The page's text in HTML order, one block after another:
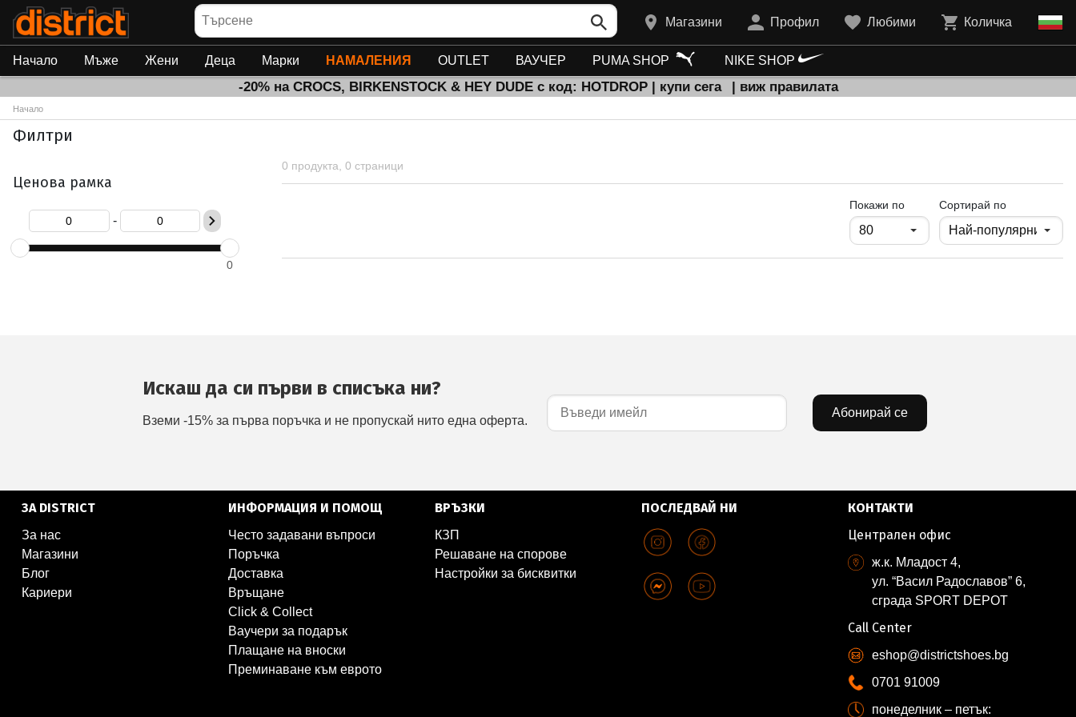
Търсене
Магазини Профил Любими Количка
Начало Мъже Жени Деца Марки НАМАЛЕНИЯ OUTLET ВАУЧЕР PUMA SHOP NIKE SHOP
-20% на CROCS, BIRKENSTOCK & HEY DUDE с код: HOTDROP | купи сега | виж правилата
Начало
Филтри
Ценова рамка
-
0
0 продукта, 0 страници
Покажи попродукти на страница
Сортирай по
Искаш да си първи в списъка ни?
Вземи -15% за първа поръчка и не пропускай нито една оферта.
Абонирай се
ЗА DISTRICT
За нас
Магазини
Блог
Кариери
ИНФОРМАЦИЯ И ПОМОЩ
Често задавани въпроси
Поръчка
Доставка
Връщане
Click & Collect
Ваучери за подарък
Плащане на вноски
Преминаване към еврото
ВРЪЗКИ
КЗП
Решаване на спорове
Настройки за бисквитки
ПОСЛЕДВАЙ НИ
КОНТАКТИ
Централен офис
ж.к. Младост 4,
ул. “Васил Радославов” 6,
сграда SPORT DEPOT
Call Center
eshop@districtshoes.bg
0701 91009
понеделник – петък: